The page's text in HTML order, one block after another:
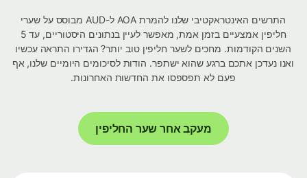
התרשים האינטראקטיבי שלנו להמרת AOA ל-AUD מבוסס על שערי
חליפין אמצעיים בזמן אמת, מאפשר לעיין בנתונים היסטוריים, עד 5
השנים הקודמות. מחכים לשער חליפין טוב יותר? הגדירו התראה עכשיו
ואנו נעדכן אתכם ברגע שהוא ישתפר. הודות לסיכומים היומיים שלנו, אף
פעם לא תפספסו את החדשות האחרונות.
מעקב אחר שער החליפין